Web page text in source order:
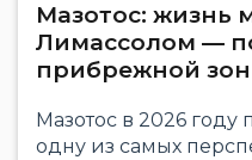
Мазотос: жизнь
Лимассолом —
прибрежной
Мазотос в 2026 году
одну из самых